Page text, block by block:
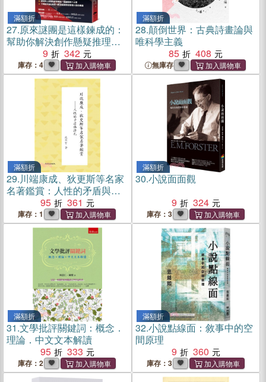
滿額折
27.原來謎團是這樣鍊成的：
幫助你解決創作懸疑推理小
說的一切難題
9 342
庫存：4
滿額折
28.顛倒世界：古典詩畫論與
唯科學主義
85
408
無庫存
滿額折
29.川端康成、狄更斯等名家
名著鑑賞：人性的矛盾與掙
95 361
庫存：1
滿額折
30.小說面面觀
9
324
庫存：3
滿額折
31.文學批評關鍵詞：概念．
理論．中文文本解讀
95
333
庫存：2
滿額折
32.小說點線面：敘事中的空
間原理
9
360
庫存：3